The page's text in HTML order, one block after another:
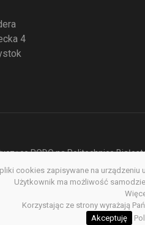
4
RODO na Politechnice
Deklaracja
cookies zapisywane na
Użytkownik ma możliwość
Korzystając ze strony wyrażają
Akceptuję